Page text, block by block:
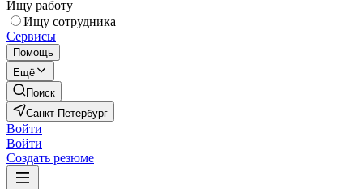
Ищу работу
Ищу сотрудника
Сервисы
Помощь
Ещё
Поиск
Санкт-Петербург
Войти
Войти
Создать резюме